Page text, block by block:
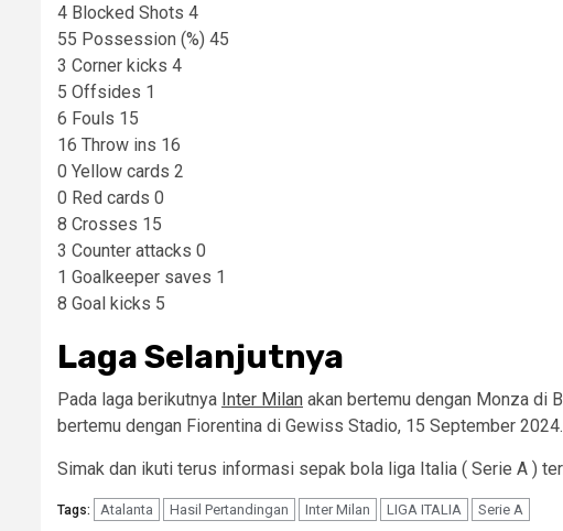
4 Blocked Shots 4
55 Possession (%) 45
3 Corner kicks 4
5 Offsides 1
6 Fouls 15
16 Throw ins 16
0 Yellow cards 2
0 Red cards 0
8 Crosses 15
3 Counter attacks 0
1 Goalkeeper saves 1
8 Goal kicks 5
Laga Selanjutnya
Pada laga berikutnya Inter Milan akan bertemu dengan Monza di
bertemu dengan Fiorentina di Gewiss Stadio, 15 September 2024.
Simak dan ikuti terus informasi sepak bola liga Italia ( Serie A )
Tags: Atalanta Hasil Pertandingan Inter Milan LIGA ITALIA Serie A